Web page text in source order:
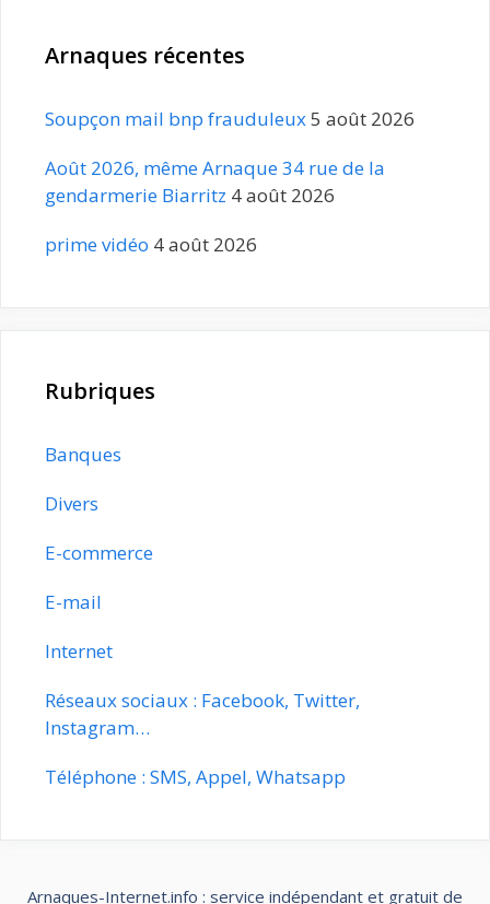
Arnaques récentes
Soupçon mail bnp frauduleux5 août 2026
Août 2026, même Arnaque 34 rue de la
gendarmerie Biarritz 4 août 2026
prime vidéo 4 août 2026
Rubriques
Banques
Divers
E-commerce
E-mail
Internet
Réseaux sociaux : Facebook, Twitter,
Instagram…
Téléphone : SMS, Appel, Whatsapp
Arnaques-Internet.info : service indépendant et gratuit de